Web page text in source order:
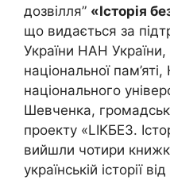
дозвілля” «Історія
що видається за
України НАН України,
національної пам’яті,
національного
Шевченка,
проекту «LIKБЕЗ.
вийшли чотири
українській історії